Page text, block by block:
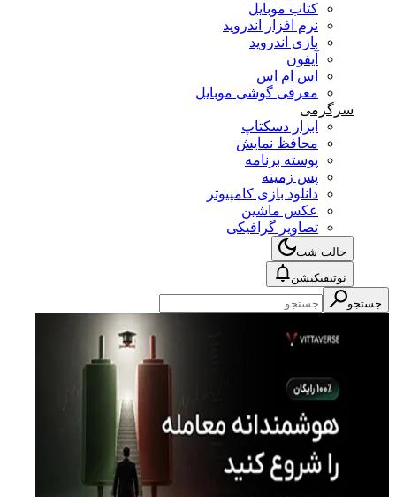
کتاب موبایل
نرم افزار اندروید
بازی اندروید
آیفون
اس ام اس
معرفی گوشی موبایل
سرگرمی
ابزار دسکتاپ
محافظ نمایش
پوسته برنامه
پس زمینه
دانلود بازی کامپیوتر
عکس ماشین
تصاویر گرافیکی
حالت شب
نوتیفیکیشن
جستجو